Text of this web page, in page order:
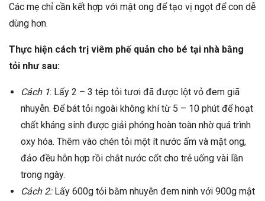
Các mẹ chỉ cần kết hợp với mật ong để tạo vị ngọt để con dễ
dùng hơn.
Thực hiện cách trị viêm phế quản cho bé tại nhà bằng
tỏi như sau:
Cách 1: Lấy 2 – 3 tép tỏi tươi đã được lột vỏ đem giã
nhuyễn. Để bát tỏi ngoài không khí từ 5 – 10 phút để hoạt
chất kháng sinh được giải phóng hoàn toàn nhờ quá trình
oxy hóa. Thêm vào chén tỏi một ít nước ấm và mật ong,
đảo đều hỗn hợp rồi chắt nước cốt cho trẻ uống vài lần
trong ngày.
Cách 2:Lấy 600g tỏi bằm nhuyễn đem ninh với 900g mật